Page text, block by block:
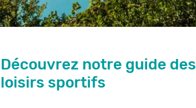
Découvrez notre guide des
loisirs sportifs